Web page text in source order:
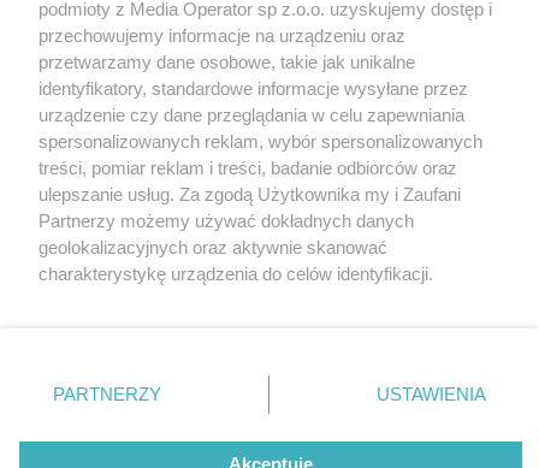
5 / 0
Nie zapomnij
zapoznać się z:
polityką prywatności regulamin korzystania z portali
Twojemiasto
Piekary Śląskie
Chorzów
Tarnowskie Góry
Gliwice
Skontakuj sięz nami
Kontakt
Wydawca
Redakcja
podmioty z Media Operator sp z.o.o. uzyskujemy dostęp i
przechowujemy informacje na urządzeniu oraz
przetwarzamy dane osobowe, takie jak unikalne
identyfikatory, standardowe informacje wysyłane przez
urządzenie czy dane przeglądania w celu zapewniania
spersonalizowanych reklam, wybór spersonalizowanych
treści, pomiar reklam i treści, badanie odbiorców oraz
ulepszanie usług. Za zgodą Użytkownika my i Zaufani
Partnerzy możemy używać dokładnych danych
geolokalizacyjnych oraz aktywnie skanować
charakterystykę urządzenia do celów identyfikacji.
zmienić/wycofać klikając przycisk ustawień prywatności
znajdujący się w lewym dolnym rogu strony
rodzaje przetwarzania danych nie wymagają zgody
użytkownika, ale masz prawo sprzeciwić się takiemu
PARTNERZY USTAWIENIA
Akceptuję